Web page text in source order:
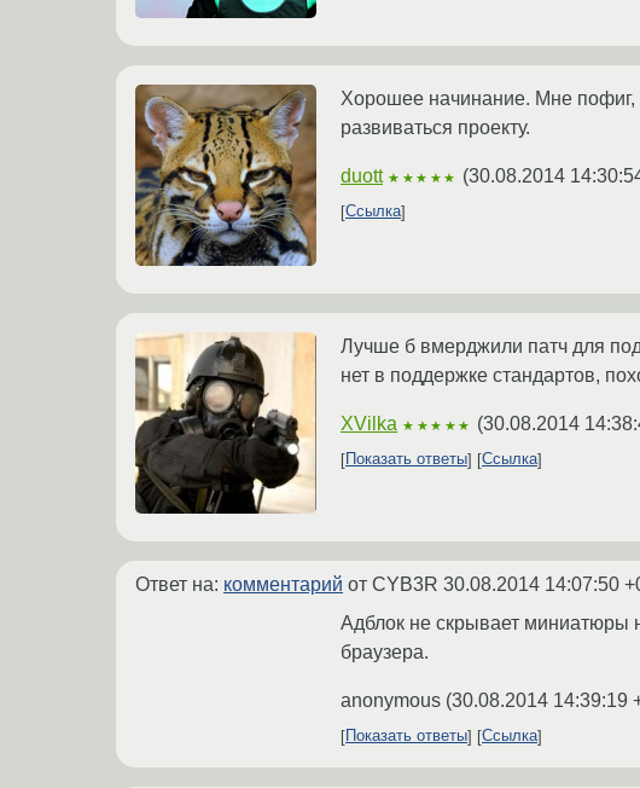
Хорошее начинание. Мне пофиг,
развиваться проекту.
duott ★★★★★ (30.08.2014
Ссылка
Лучше б вмерджили патч для
нет в поддержке стандартов,
XVilka ★★★★★ (30.08.2014
Показать ответы Ссылка
Ответ на: комментарий от CYB3R 30.08.2014 14:07:50
Адблок не скрывает миниатюры
браузера.
anonymous (30.08.2014 14:39:19
Показать ответы Ссылка